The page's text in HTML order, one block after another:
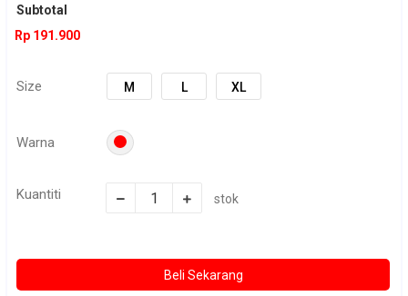
Subtotal
Rp 191.900
Size M L XL
Warna
Kuantiti stok